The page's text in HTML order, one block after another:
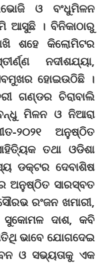
ଓ ବଂଧୁମିଳନ
ଆସୁଛି । ବିନିକାଠାରୁ
ଶହେ କିଲୋମିଟର
ନଦୀଶଯ୍ୟା,
ହୋଇଉଠିଛି ।
ଗଣ୍ଡର ଚିରାବାଲି
ମିଳନ ଓ ନିଆରା
୨୦୨୧ ଅନୁଷ୍ଠିତ
ତଥା ଓଡିଶା
ଡକ୍ଟର ଦେବାଶିଷ
ଅନୁଷ୍ଠିତ ସାରସ୍ବତ
ରଂଜନ ଖମାରୀ,
ଦାଶ, କବି
ଭାବେ ଯୋଗଦେଇ
ଓ ସଭ୍ୟତାକୁ ଏକ